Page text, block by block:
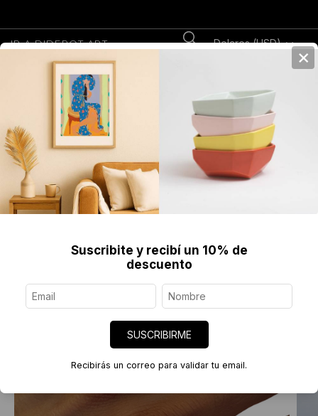
IR A DIDEROT.ART Dolares (USD)
Joyería Contemporánea Anillo Copito, Plata
×
Suscribite y recibí un 10% de
descuento
SUSCRIBIRME
Recibirás un correo para validar tu email.